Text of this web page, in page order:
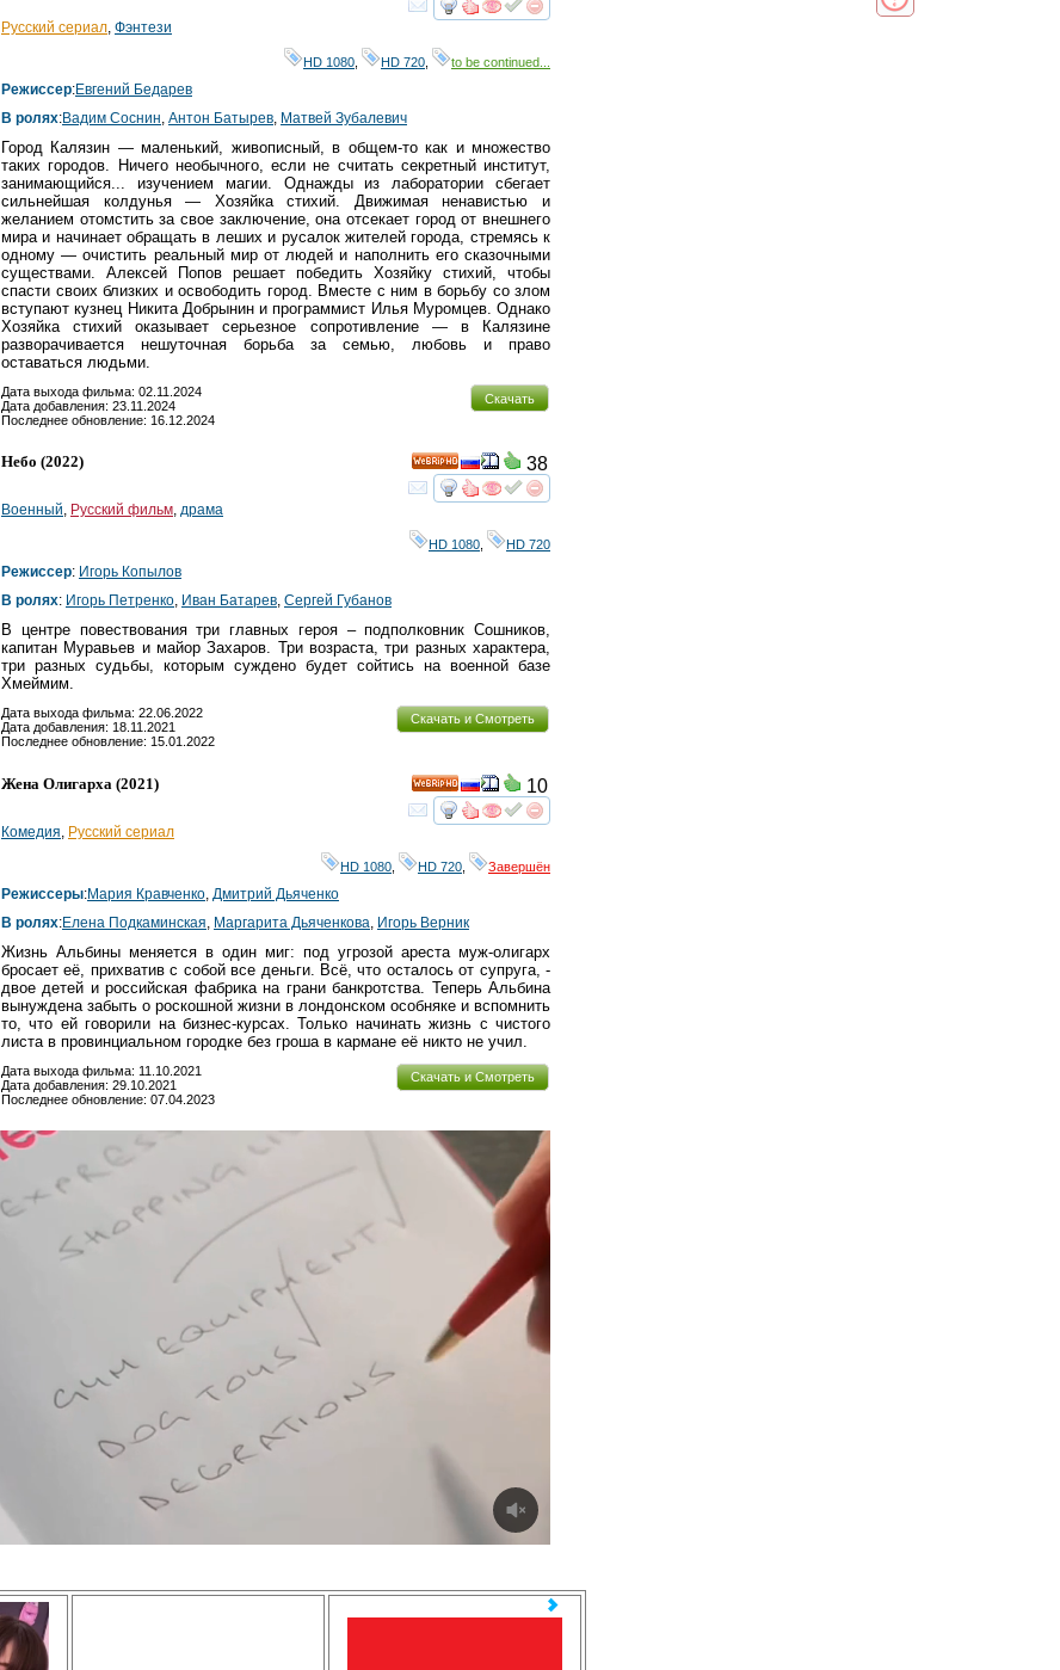
смотретьинтересует
Русский сериал, Фэнтези
HD 1080 HD 720 to be continued...
Режиссер:Евгений Бедарев
В ролях:Вадим Соснин, Антон Батырев, Матвей Зубалевич
Город Калязин — маленький, живописный, в общем-то как и множество
таких городов. Ничего необычного, если не считать секретный институт,
занимающийся... изучением магии. Однажды из лаборатории сбегает
сильнейшая колдунья — Хозяйка стихий. Движимая ненавистью и
желанием отомстить за свое заключение, она отсекает город от внешнего
мира и начинает обращать в леших и русалок жителей города, стремясь к
одному — очистить реальный мир от людей и наполнить его сказочными
существами. Алексей Попов решает победить Хозяйку стихий, чтобы
спасти своих близких и освободить город. Вместе с ним в борьбу со злом
вступают кузнец Никита Добрынин и программист Илья Муромцев. Однако
Хозяйка стихий оказывает серьезное сопротивление — в Калязине
разворачивается нешуточная борьба за семью, любовь и право
оставаться людьми.
Скачать
Дата выхода фильма: 02.11.2024
Дата добавления: 23.11.2024
Последнее обновление: 16.12.2024
смотретьинтересует
HD
38
Небо (2022)
Военный, Русский фильм, драма
HD 1080 HD 720
Режиссер: Игорь Копылов
В ролях: Игорь Петренко, Иван Батарев, Сергей Губанов
В центре повествования три главных героя – подполковник Сошников,
капитан Муравьев и майор Захаров. Три возраста, три разных характера,
три разных судьбы, которым суждено будет сойтись на военной базе
Хмеймим.
Скачать и Смотреть
Дата выхода фильма: 22.06.2022
Дата добавления: 18.11.2021
Последнее обновление: 15.01.2022
смотретьинтересует
HD
10
Жена Олигарха (2021)
Комедия, Русский сериал
HD 1080 HD 720 Завершён
Режиссеры:Мария Кравченко, Дмитрий Дьяченко
В ролях:Елена Подкаминская, Маргарита Дьяченкова, Игорь Верник
Жизнь Альбины меняется в один миг: под угрозой ареста муж-олигарх
бросает её, прихватив с собой все деньги. Всё, что осталось от супруга, -
двое детей и российская фабрика на грани банкротства. Теперь Альбина
вынуждена забыть о роскошной жизни в лондонском особняке и вспомнить
то, что ей говорили на бизнес-курсах. Только начинать жизнь с чистого
листа в провинциальном городке без гроша в кармане её никто не учил.
Скачать и Смотреть
Дата выхода фильма: 11.10.2021
Дата добавления: 29.10.2021
Последнее обновление: 07.04.2023